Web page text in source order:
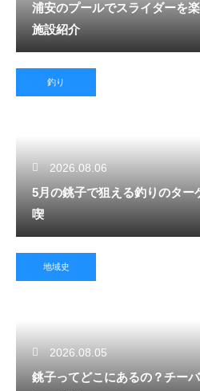
浦安のプールでスライダーを
施設紹介
釣り
2026.08.06
5月の銚子で狙える釣りのター
喫
地域史
2026.08.05
銚子ってどこにあるの？チー